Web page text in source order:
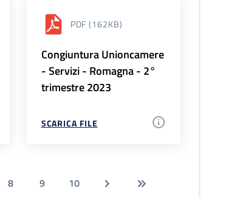
PDF (162KB)
Congiuntura Unioncamere
- Servizi - Romagna - 2°
trimestre 2023
SCARICA FILE
8 9 10